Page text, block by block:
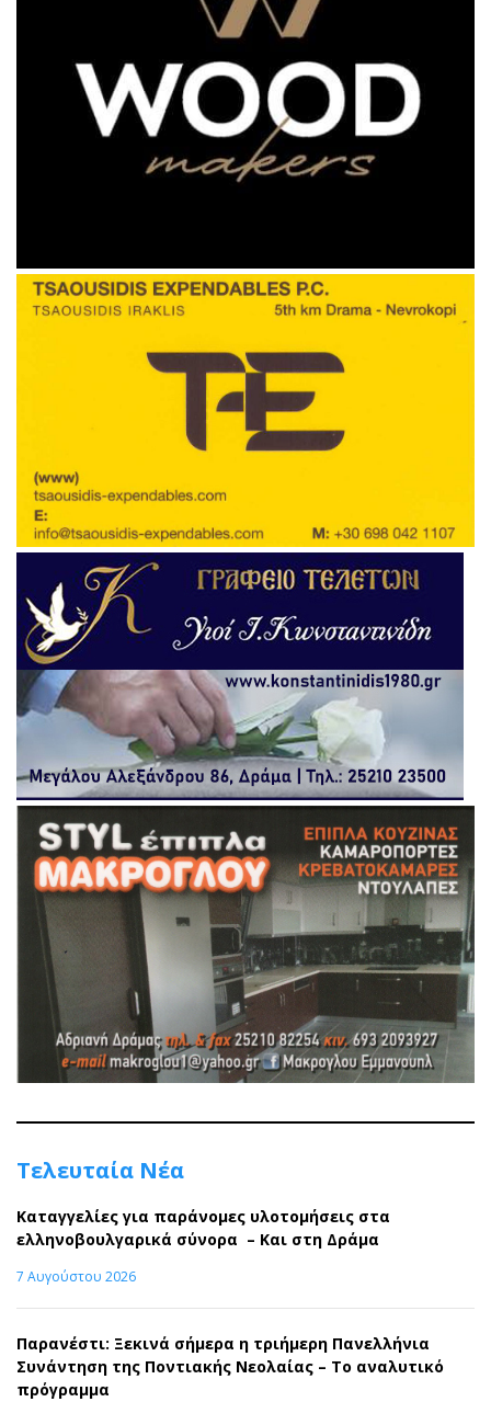
Τελευταία Νέα
Καταγγελίες για παράνομες υλοτομήσεις στα
ελληνοβουλγαρικά σύνορα – Και στη Δράμα
7 Αυγούστου 2026
Παρανέστι: Ξεκινά σήμερα η τριήμερη Πανελλήνια
Συνάντηση της Ποντιακής Νεολαίας – Το αναλυτικό
πρόγραμμα